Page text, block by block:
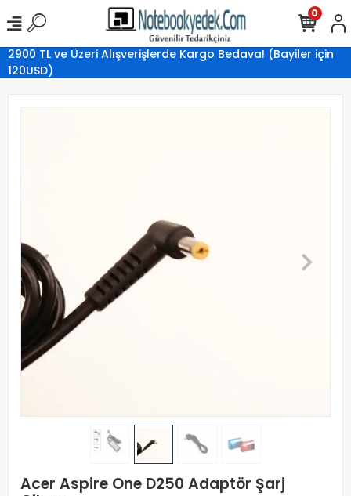
2900 TL ve Üzeri Alışverişlerde Kargo Bedava! (Bayiler için
120USD)
0
Acer Aspire One D250 Adaptör Şarj